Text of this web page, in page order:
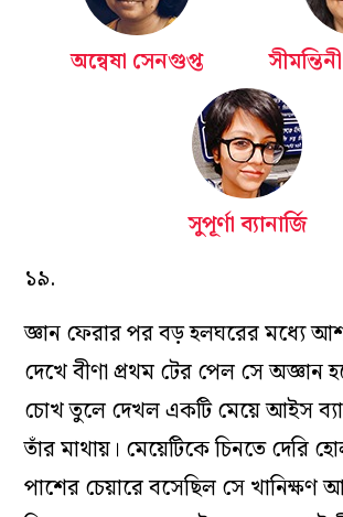
অন্বেষা সেনগুপ্ত
সুপূর্ণা ব্যানার্জি
১৯.
জ্ঞান ফেরার পর বড় হলঘরের মধ্যে
দেখে বীণা প্রথম টের পেল সে অজ্ঞান
চোখ তুলে দেখল একটি মেয়ে আইস
তাঁর মাথায়। মেয়েটিকে চিনতে দেরি
পাশের চেয়ারে বসেছিল সে খানিক্ষণ